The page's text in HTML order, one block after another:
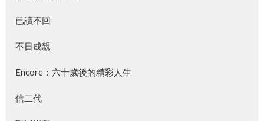
已讀不回
不日成親
Encore：六十歲後的精彩人生
信二代